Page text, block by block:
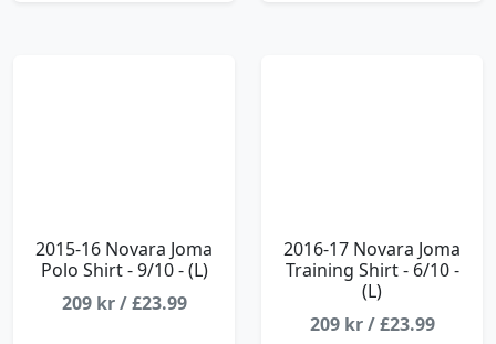
2015-16 Novara Joma
Polo Shirt - 9/10 - (L)
209 kr / £23.99
2016-17 Novara Joma
Training Shirt - 6/10 -
(L)
209 kr / £23.99